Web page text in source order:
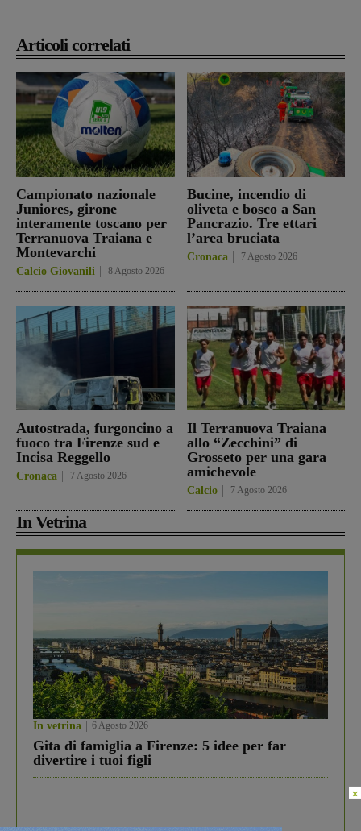
Articoli correlati
Campionato nazionale
Juniores, girone
interamente toscano per
Terranuova Traiana e
Montevarchi
Calcio Giovanili 8 Agosto 2026
Bucine, incendio di
oliveta e bosco a San
Pancrazio. Tre ettari
l’area bruciata
Cronaca 7 Agosto 2026
Autostrada, furgoncino a
fuoco tra Firenze sud e
Incisa Reggello
Cronaca 7 Agosto 2026
Il Terranuova Traiana
allo “Zecchini” di
Grosseto per una gara
amichevole
Calcio 7 Agosto 2026
In Vetrina
In vetrina 6 Agosto 2026
Gita di famiglia a Firenze: 5 idee per far
divertire i tuoi figli
×